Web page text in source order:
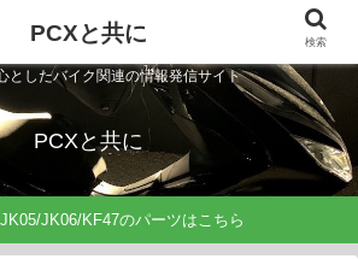
としたバイク関連の情報発信サイト
PCXと共に
JK06/KF47のパーツはこちら
PCXと共に 検索